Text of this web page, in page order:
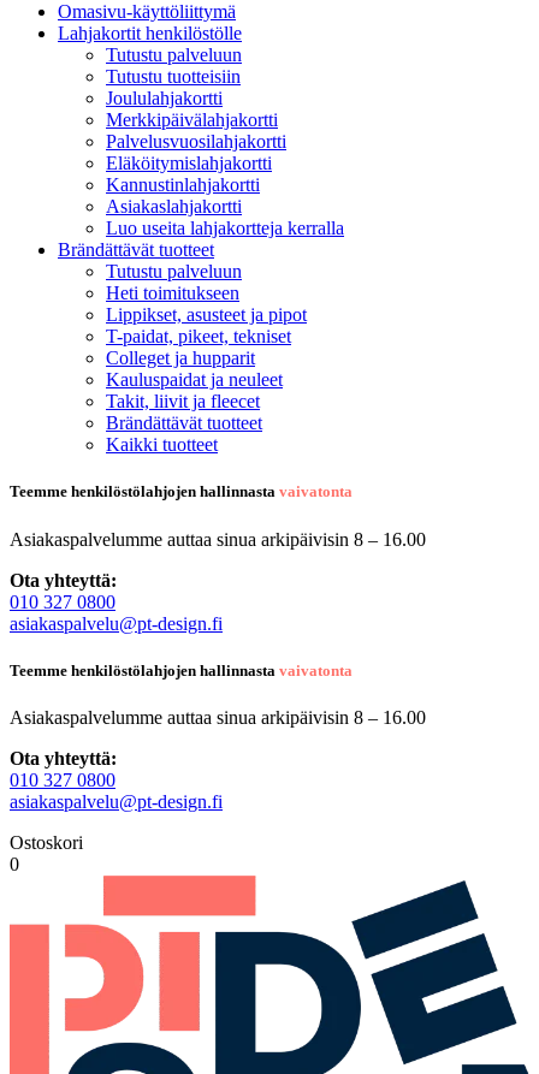
Omasivu-käyttöliittymä
Lahjakortit henkilöstölle
Tutustu palveluun
Tutustu tuotteisiin
Joululahjakortti
Merkkipäivälahjakortti
Palvelusvuosilahjakortti
Eläköitymislahjakortti
Kannustinlahjakortti
Asiakaslahjakortti
Luo useita lahjakortteja kerralla
Brändättävät tuotteet
Tutustu palveluun
Heti toimitukseen
Lippikset, asusteet ja pipot
T-paidat, pikeet, tekniset
Colleget ja hupparit
Kauluspaidat ja neuleet
Takit, liivit ja fleecet
Brändättävät tuotteet
Kaikki tuotteet
Teemme henkilöstölahjojen hallinnasta vaivatonta
Asiakaspalvelumme auttaa sinua arkipäivisin 8 – 16.00
Ota yhteyttä:
010 327 0800
asiakaspalvelu@pt-design.fi
Teemme henkilöstölahjojen hallinnasta vaivatonta
Asiakaspalvelumme auttaa sinua arkipäivisin 8 – 16.00
Ota yhteyttä:
010 327 0800
asiakaspalvelu@pt-design.fi
Ostoskori
0